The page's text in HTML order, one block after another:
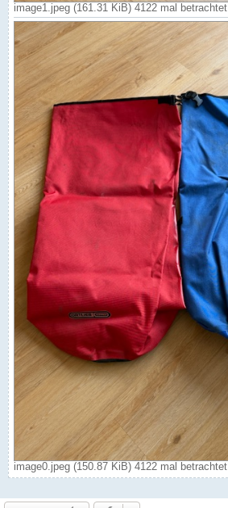
image1.jpeg (161.31 KiB) 4122 mal betrachtet
image0.jpeg (150.87 KiB) 4122 mal betrachtet